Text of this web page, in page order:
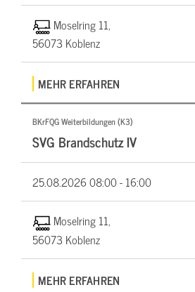
Moselring 11,
56073 Koblenz
MEHR ERFAHREN
BKrFQG Weiterbildungen (K3)
SVG Brandschutz IV
25.08.202608:00 - 16:00
Moselring 11,
56073 Koblenz
MEHR ERFAHREN